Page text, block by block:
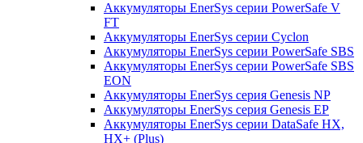
Аккумуляторы EnerSys серии PowerSafe V
FT
Аккумуляторы EnerSys серии Cyclon
Аккумуляторы EnerSys серии PowerSafe SBS
Аккумуляторы EnerSys серии PowerSafe SBS
EON
Аккумуляторы EnerSys серия Genesis NP
Аккумуляторы EnerSys серия Genesis EP
Аккумуляторы EnerSys серии DataSafe HX,
HX+ (Plus)